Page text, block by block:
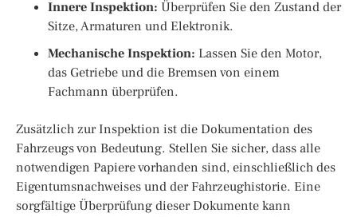
Innere Inspektion: Überprüfen Sie den Zustand der
Sitze, Armaturen und Elektronik.
Mechanische Inspektion: Lassen Sie den Motor,
das Getriebe und die Bremsen von einem
Fachmann überprüfen.
Zusätzlich zur Inspektion ist die Dokumentation des
Fahrzeugs von Bedeutung. Stellen Sie sicher, dass alle
notwendigen Papiere vorhanden sind, einschließlich des
Eigentumsnachweises und der Fahrzeughistorie. Eine
sorgfältige Überprüfung dieser Dokumente kann